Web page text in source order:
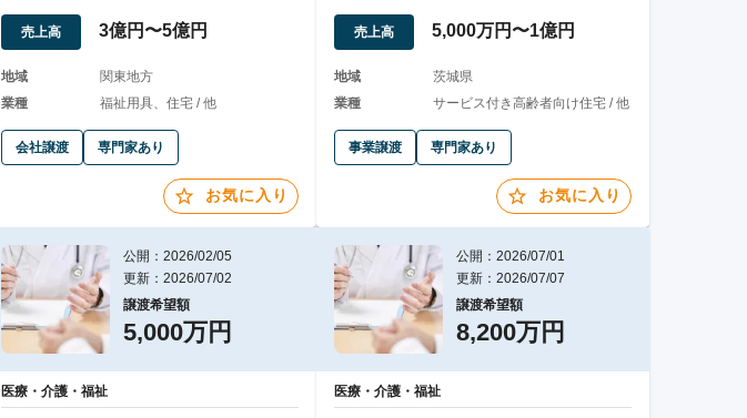
企業
売上高 3億円〜5億円
地域
関東地方
業種
福祉用具、住宅 / 他
会社譲渡 専門家あり
お気に入り
売上高 5,000万円〜1億円
地域
茨城県
業種
サービス付き高齢者向け住宅 / 他
事業譲渡 専門家あり
お気に入り
公開：2026/02/05
更新：2026/07/02
譲渡希望額
5,000万円
医療・介護・福祉
公開：2026/07/01
更新：2026/07/07
譲渡希望額
8,200万円
医療・介護・福祉